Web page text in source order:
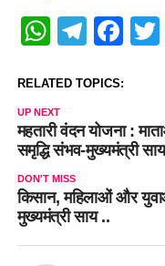
RELATED TOPICS:
UP NEXT
महतारी वंदन योजना :
समृद्धि संभव-मुख्यमंत्री
DON'T MISS
किसान, महिलाओं और
मुख्यमंत्री साय ..